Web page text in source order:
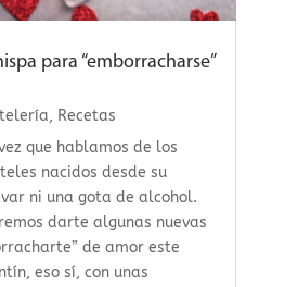
para “emborracharse”
, Recetas
que hablamos de los
nacidos desde su
ni una gota de alcohol.
darte algunas nuevas
de amor este
eso sí, con unas